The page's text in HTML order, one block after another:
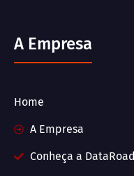
A Empresa
Home
A Empresa
Conheça a DataRoad